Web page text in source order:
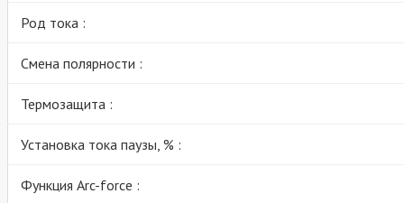
Род тока :
Смена полярности :
Термозащита :
Установка тока паузы, % :
Функция Arc-force :